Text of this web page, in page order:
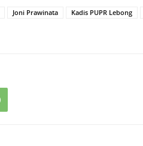
Joni Prawinata Kadis PUPR Lebong